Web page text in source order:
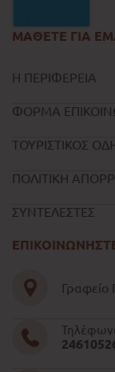
ΜΑΘΕΤΕ ΓΙΑ
Η ΠΕΡΙΦΕΡΕΙΑ
ΦΟΡΜΑ
ΤΟΥΡΙΣΤΙΚΟΣ
ΠΟΛΙΤΙΚΗ
ΣΥΝΤΕΛΕΣΤΕΣ
Γραφείο